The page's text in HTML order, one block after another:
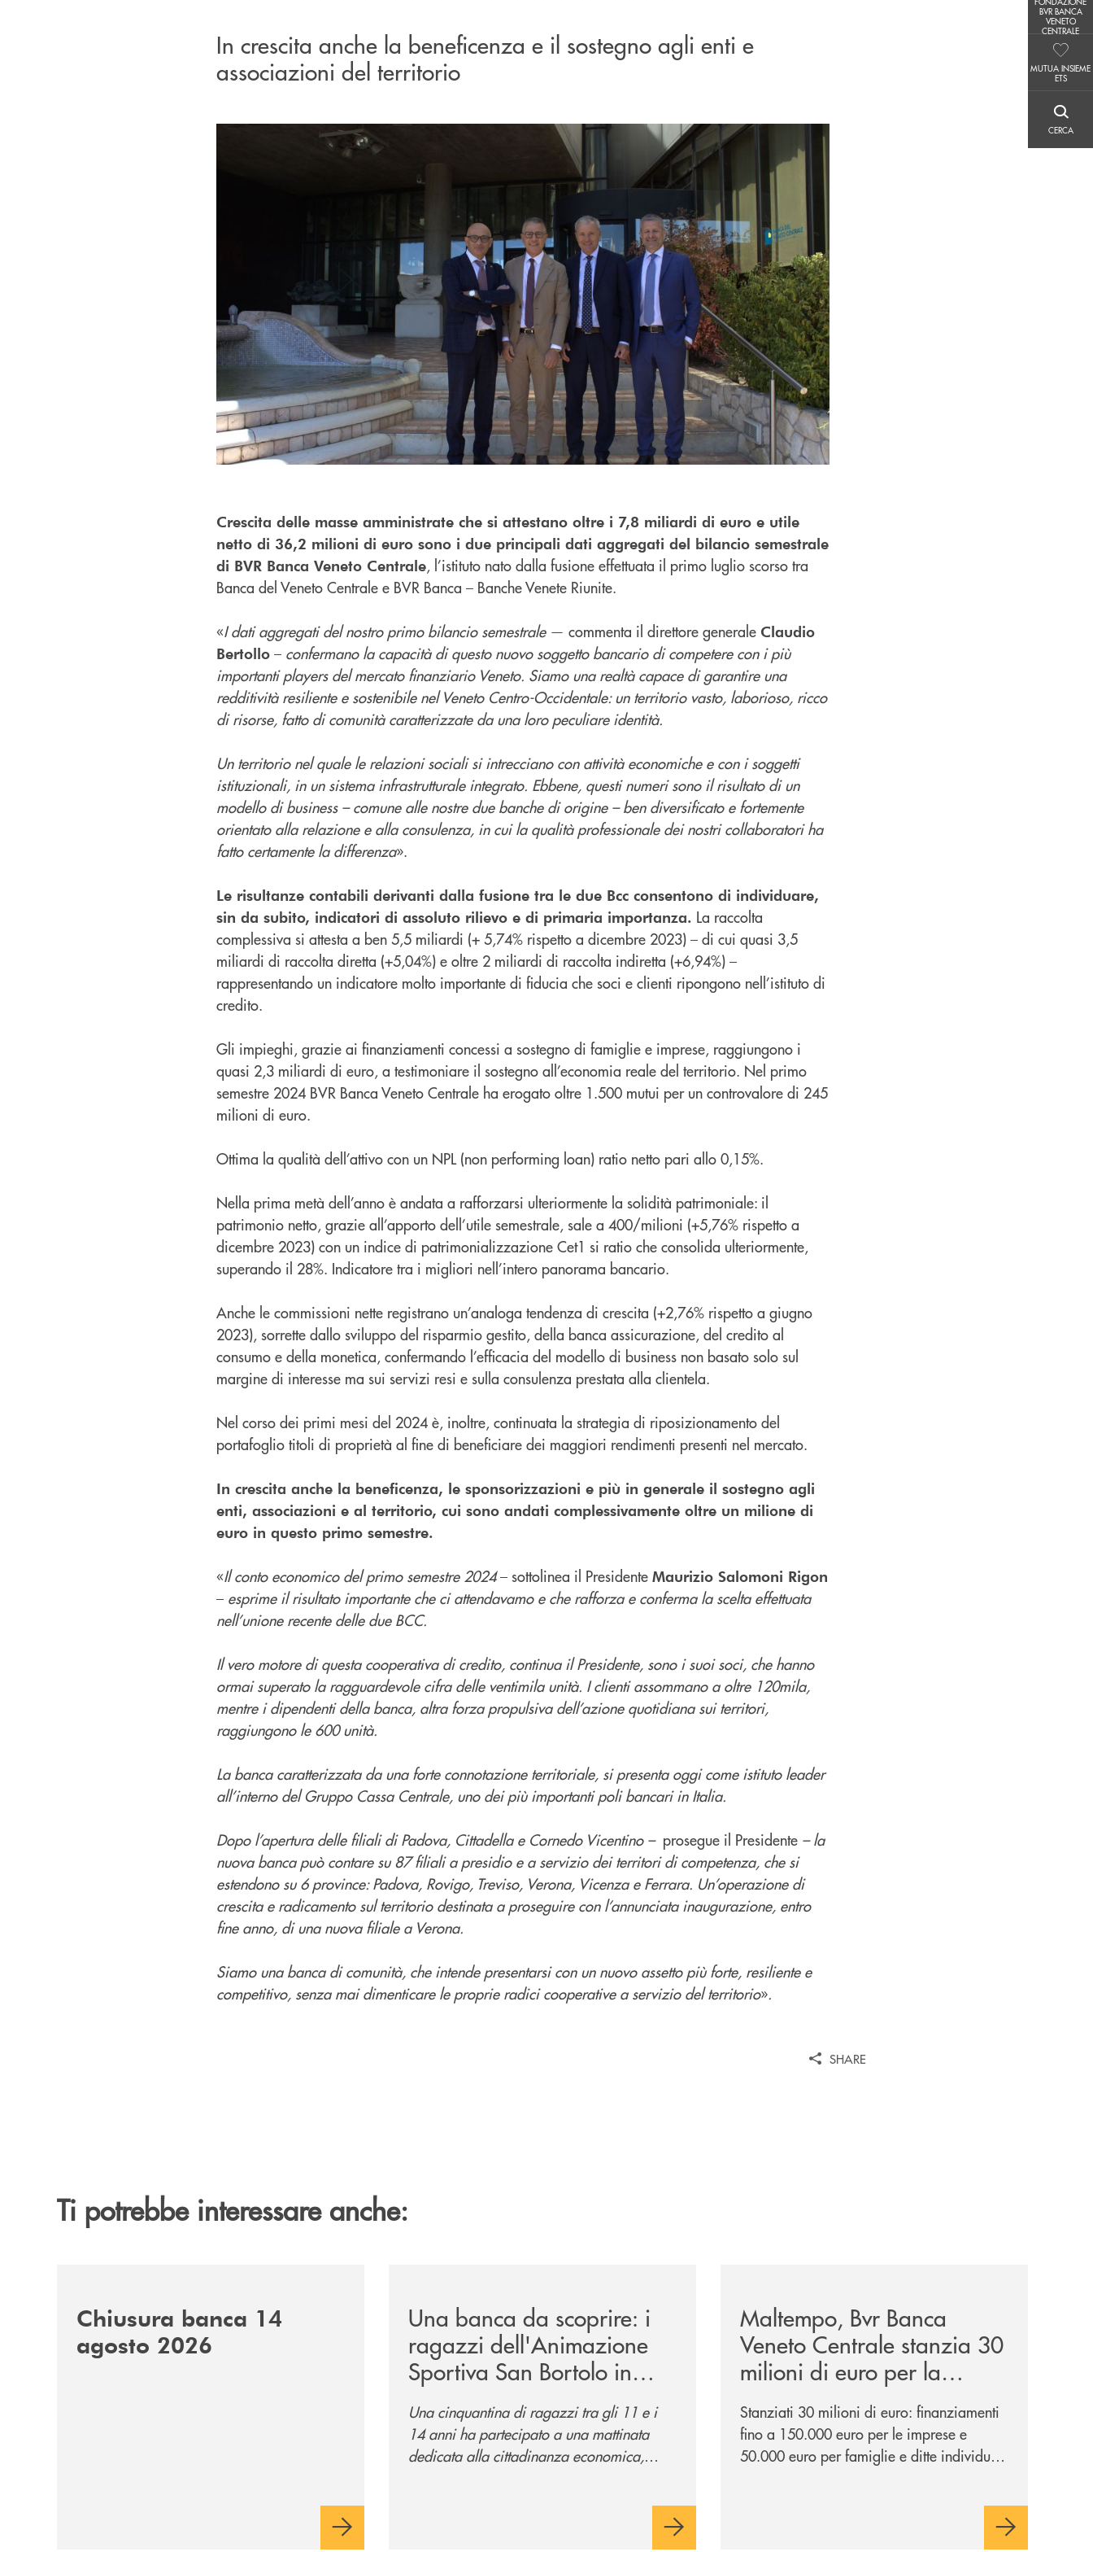
BVR BANCA
VENETO
CENTRALE
FONDAZIONE BVR BANCA VENETO CENTRALE
MUTUA INSIEME
ETS
CERCA
In crescita anche la beneficenza e il sostegno agli enti e
associazioni del territorio
Crescita delle masse amministrate che si attestano oltre i 7,8 miliardi di euro e utile
netto di 36,2 milioni di euro sono i due principali dati aggregati del bilancio semestrale
di BVR Banca Veneto Centrale, l’istituto nato dalla fusione effettuata il primo luglio scorso tra
Banca del Veneto Centrale e BVR Banca – Banche Venete Riunite.
«I dati aggregati del nostro primo bilancio semestrale— commenta il direttore generale Claudio
Bertollo – confermano la capacità di questo nuovo soggetto bancario di competere con i più
importanti players del mercato finanziario Veneto. Siamo una realtà capace di garantire una
redditività resiliente e sostenibile nel Veneto Centro-Occidentale: un territorio vasto, laborioso, ricco
di risorse, fatto di comunità caratterizzate da una loro peculiare identità.
Un territorio nel quale le relazioni sociali si intrecciano con attività economiche e con i soggetti
istituzionali, in un sistema infrastrutturale integrato. Ebbene, questi numeri sono il risultato di un
modello di business – comune alle nostre due banche di origine – ben diversificato e fortemente
orientato alla relazione e alla consulenza, in cui la qualità professionale dei nostri collaboratori ha
fatto certamente la differenza».
Le risultanze contabili derivanti dalla fusione tra le due Bcc consentono di individuare,
sin da subito, indicatori di assoluto rilievo e di primaria importanza. La raccolta
complessiva si attesta a ben 5,5 miliardi (+ 5,74% rispetto a dicembre 2023) – di cui quasi 3,5
miliardi di raccolta diretta (+5,04%) e oltre 2 miliardi di raccolta indiretta (+6,94%) –
rappresentando un indicatore molto importante di fiducia che soci e clienti ripongono nell’istituto di
credito.
Gli impieghi, grazie ai finanziamenti concessi a sostegno di famiglie e imprese, raggiungono i
quasi 2,3 miliardi di euro, a testimoniare il sostegno all’economia reale del territorio. Nel primo
semestre 2024 BVR Banca Veneto Centrale ha erogato oltre 1.500 mutui per un controvalore di 245
milioni di euro.
Ottima la qualità dell’attivo con un NPL (non performing loan) ratio netto pari allo 0,15%.
Nella prima metà dell’anno è andata a rafforzarsi ulteriormente la solidità patrimoniale: il
patrimonio netto, grazie all’apporto dell’utile semestrale, sale a 400/milioni (+5,76% rispetto a
dicembre 2023) con un indice di patrimonializzazione Cet1 si ratio che consolida ulteriormente,
superando il 28%. Indicatore tra i migliori nell’intero panorama bancario.
Anche le commissioni nette registrano un’analoga tendenza di crescita (+2,76% rispetto a giugno
2023), sorrette dallo sviluppo del risparmio gestito, della banca assicurazione, del credito al
consumo e della monetica, confermando l’efficacia del modello di business non basato solo sul
margine di interesse ma sui servizi resi e sulla consulenza prestata alla clientela.
Nel corso dei primi mesi del 2024 è, inoltre, continuata la strategia di riposizionamento del
portafoglio titoli di proprietà al fine di beneficiare dei maggiori rendimenti presenti nel mercato.
In crescita anche la beneficenza, le sponsorizzazioni e più in generale il sostegno agli
enti, associazioni e al territorio, cui sono andati complessivamente oltre un milione di
euro in questo primo semestre.
«Il conto economico del primo semestre 2024– sottolinea il Presidente Maurizio Salomoni Rigon
– esprime il risultato importante che ci attendavamo e che rafforza e conferma la scelta effettuata
nell’unione recente delle due BCC.
Il vero motore di questa cooperativa di credito, continua il Presidente, sono i suoi soci, che hanno
ormai superato la ragguardevole cifra delle ventimila unità. I clienti assommano a oltre 120mila,
mentre i dipendenti della banca, altra forza propulsiva dell’azione quotidiana sui territori,
raggiungono le 600 unità.
La banca caratterizzata da una forte connotazione territoriale, si presenta oggi come istituto leader
all’interno del Gruppo Cassa Centrale, uno dei più importanti poli bancari in Italia.
Dopo l’apertura delle filiali di Padova, Cittadella e Cornedo Vicentino – prosegue il Presidente – la
nuova banca può contare su 87 filiali a presidio e a servizio dei territori di competenza, che si
estendono su 6 province: Padova, Rovigo, Treviso, Verona, Vicenza e Ferrara. Un’operazione di
crescita e radicamento sul territorio destinata a proseguire con l’annunciata inaugurazione, entro
fine anno, di una nuova filiale a Verona.
Siamo una banca di comunità, che intende presentarsi con un nuovo assetto più forte, resiliente e
competitivo, senza mai dimenticare le proprie radici cooperative a servizio del territorio».
SHARE
Ti potrebbe interessare anche:
Chiusura banca 14
agosto 2026
Una banca da scoprire: i
ragazzi dell'Animazione
Sportiva San Bortolo in
visita alla filiale di Corso
del Popolo
Una cinquantina di ragazzi tra gli 11 e i
14 anni ha partecipato a una mattinata
dedicata alla cittadinanza economica,
Maltempo, Bvr Banca
Veneto Centrale stanzia 30
milioni di euro per la
ripartenza di famiglie e
imprese
Stanziati 30 milioni di euro: finanziamenti
fino a 150.000 euro per le imprese e
50.000 euro per famiglie e ditte individuali